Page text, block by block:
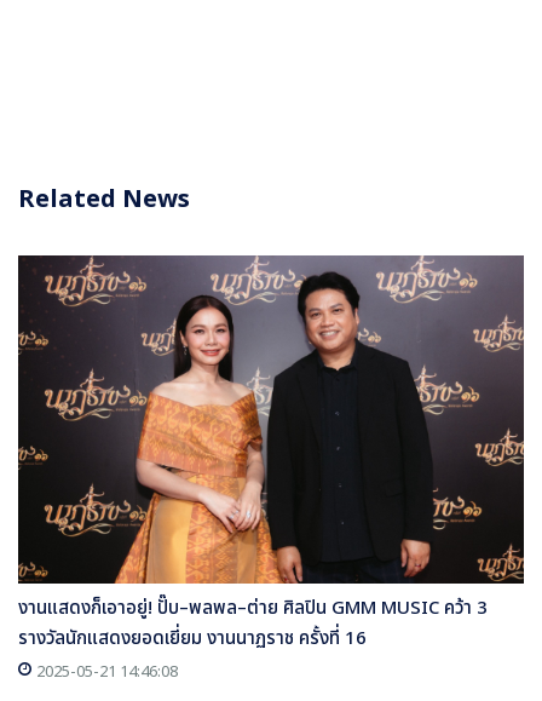
Related News
งานแสดงก็เอาอยู่! ปั๊บ–พลพล–ต่าย ศิลปิน GMM MUSIC คว้า 3
รางวัลนักแสดงยอดเยี่ยม งานนาฏราช ครั้งที่ 16
2025-05-21 14:46:08